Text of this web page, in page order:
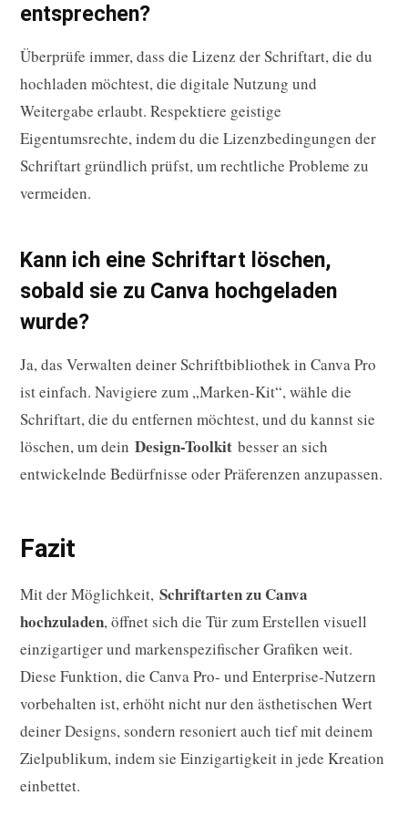
entsprechen?
Überprüfe immer, dass die Lizenz der Schriftart, die du
hochladen möchtest, die digitale Nutzung und
Weitergabe erlaubt. Respektiere geistige
Eigentumsrechte, indem du die Lizenzbedingungen der
Schriftart gründlich prüfst, um rechtliche Probleme zu
vermeiden.
Kann ich eine Schriftart löschen,
sobald sie zu Canva hochgeladen
wurde?
Ja, das Verwalten deiner Schriftbibliothek in Canva Pro
ist einfach. Navigiere zum „Marken-Kit“, wähle die
Schriftart, die du entfernen möchtest, und du kannst sie
löschen, um dein Design-Toolkit besser an sich
entwickelnde Bedürfnisse oder Präferenzen anzupassen.
Fazit
Mit der Möglichkeit, Schriftarten zu Canva
hochzuladen, öffnet sich die Tür zum Erstellen visuell
einzigartiger und markenspezifischer Grafiken weit.
Diese Funktion, die Canva Pro- und Enterprise-Nutzern
vorbehalten ist, erhöht nicht nur den ästhetischen Wert
deiner Designs, sondern resoniert auch tief mit deinem
Zielpublikum, indem sie Einzigartigkeit in jede Kreation
einbettet.